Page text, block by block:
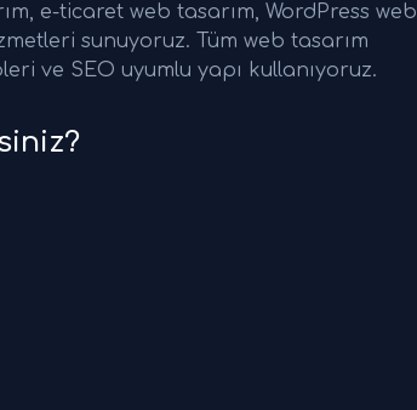
e-ticaret web tasarım, WordPress web
sunuyoruz. Tüm web tasarım
ve SEO uyumlu yapı kullanıyoruz.